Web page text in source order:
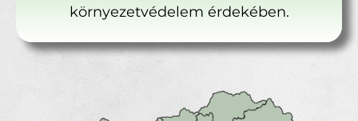
környezetvédelem érdekében.